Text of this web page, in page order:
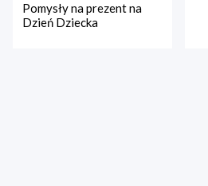
Pomysły na prezent na
Dzień Dziecka